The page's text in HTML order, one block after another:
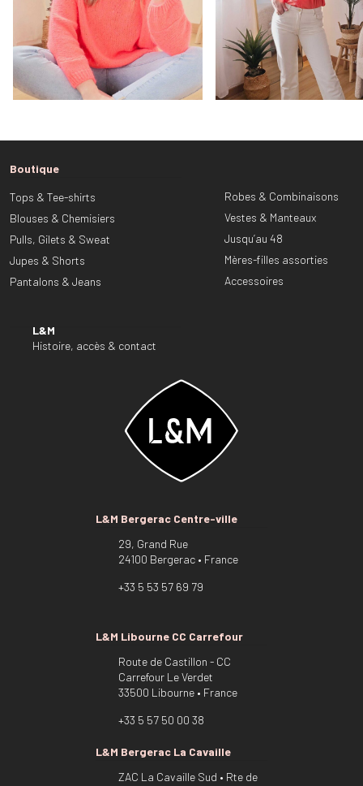
Boutique
Tops & Tee-shirts
Blouses & Chemisiers
Pulls, Gilets & Sweat
Jupes & Shorts
Pantalons & Jeans
L&M
Histoire, accès & contact
Robes & Combinaisons
Vestes & Manteaux
Jusqu’au 48
Mères-filles assorties
Accessoires
L&M Bergerac Centre-ville
29, Grand Rue
24100 Bergerac • France
+33 5 53 57 69 79
L&M Libourne CC Carrefour
Route de Castillon - CC
Carrefour Le Verdet
33500 Libourne • France
+33 5 57 50 00 38
L&M Bergerac La Cavaille
ZAC La Cavaille Sud • Rte de